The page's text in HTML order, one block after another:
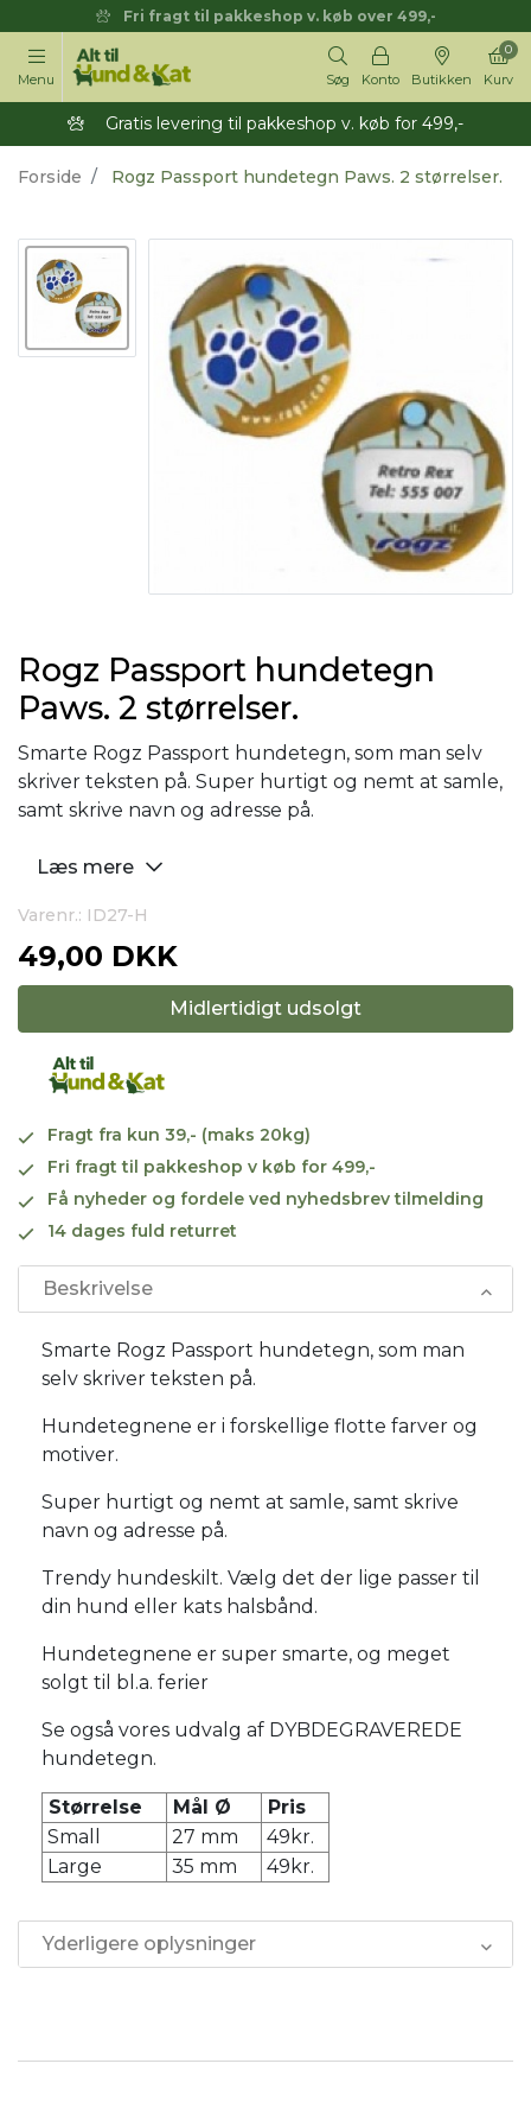
Fri fragt til pakkeshop v. køb over 499,-
Menu Søg Konto Butikken Kurv
0
Gratis levering til pakkeshop v. køb for 499,-
Forside Rogz Passport hundetegn Paws. 2 størrelser.
Rogz Passport hundetegn
Paws. 2 størrelser.
Smarte Rogz Passport hundetegn, som man selv
skriver teksten på. Super hurtigt og nemt at samle,
samt skrive navn og adresse på.
Læs mere
Varenr.: ID27-H
49,00 DKK
Midlertidigt udsolgt
Fragt fra kun 39,- (maks 20kg)
Fri fragt til pakkeshop v køb for 499,-
Få nyheder og fordele ved nyhedsbrev tilmelding
14 dages fuld returret
Beskrivelse
Smarte Rogz Passport hundetegn, som man
selv skriver teksten på.
Hundetegnene er i forskellige flotte farver og
motiver.
Super hurtigt og nemt at samle, samt skrive
navn og adresse på.
Trendy hundeskilt. Vælg det der lige passer til
din hund eller kats halsbånd.
Hundetegnene er super smarte, og meget
solgt til bl.a. ferier
Se også vores udvalg af DYBDEGRAVEREDE
hundetegn.
Størrelse Mål Ø
Pris
Small
27 mm
49kr.
Large
35 mm 49kr.
Yderligere oplysninger